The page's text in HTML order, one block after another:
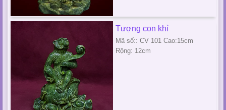
Tượng con khỉ
Mã số:: CV 101 Cao:15cm
Rộng: 12cm